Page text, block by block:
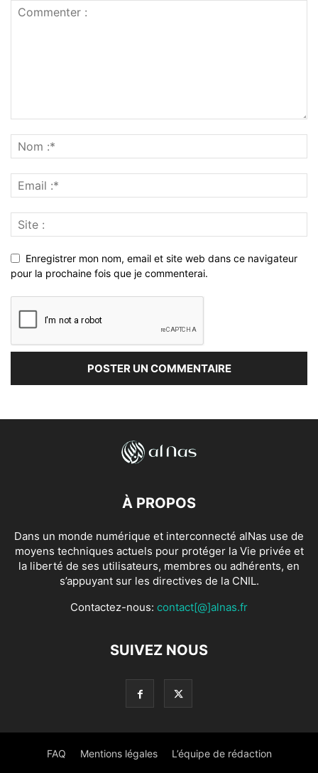
Enregistrer mon nom, email et site web dans ce navigateur
pour la prochaine fois que je commenterai.
À PROPOS
Dans un monde numérique et interconnecté alNas use de
moyens techniques actuels pour protéger la Vie privée et
la liberté de ses utilisateurs, membres ou adhérents, en
s’appuyant sur les directives de la CNIL.
Contactez-nous: contact[@]alnas.fr
SUIVEZ NOUS
FAQ Mentions légales L’équipe de rédaction